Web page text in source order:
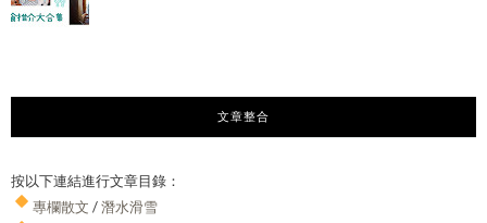
文章整合
按以下連結進行文章目錄：
專欄散文 /潛水滑雪